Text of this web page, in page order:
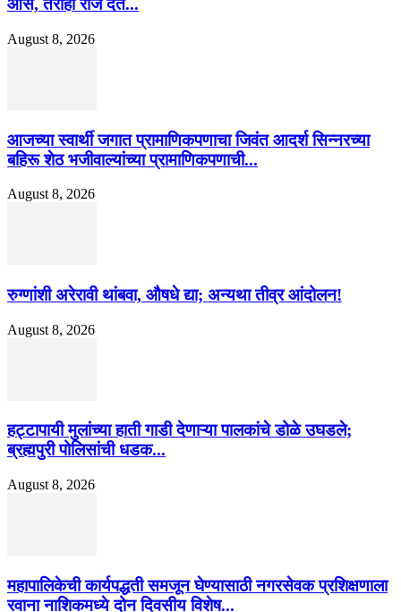
आस, तरीही रोज देते...
August 8, 2026
आजच्या स्वार्थी जगात प्रामाणिकपणाचा जिवंत आदर्श सिन्नरच्या
बहिरू शेठ भजीवाल्यांच्या प्रामाणिकपणाची...
August 8, 2026
रुग्णांशी अरेरावी थांबवा, औषधे द्या; अन्यथा तीव्र आंदोलन!
August 8, 2026
हट्टापायी मुलांच्या हाती गाडी देणाऱ्या पालकांचे डोळे उघडले;
ब्रह्मपुरी पोलिसांची धडक...
August 8, 2026
महापालिकेची कार्यपद्धती समजून घेण्यासाठी नगरसेवक प्रशिक्षणाला
रवाना नाशिकमध्ये दोन दिवसीय विशेष...